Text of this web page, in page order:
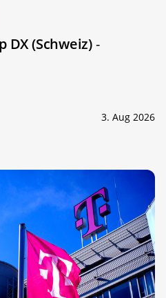
DX (Schweiz)-
3. Aug 2026